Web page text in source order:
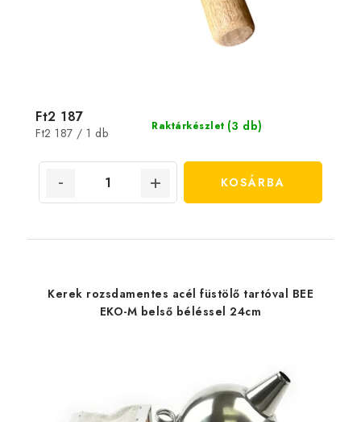
Raktárkészlet (3 db)
Ft2 187
Egységár:
Ft2 187 / 1 db
KOSÁRBA
Kerek rozsdamentes acél füstölő tartóval BEE
EKO-M belső béléssel 24cm